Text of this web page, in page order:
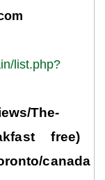
list.php?
The-
free)
canada